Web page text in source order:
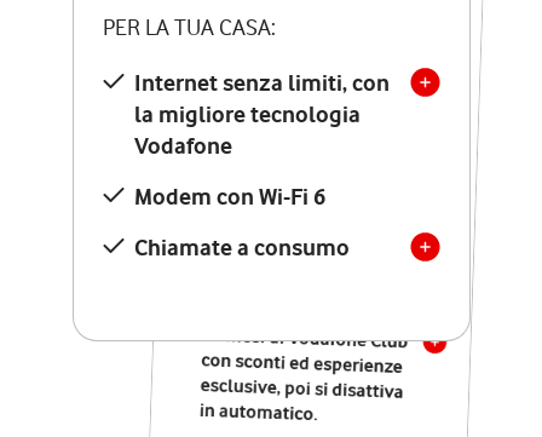
PER LA TUA CASA:
Internet senza limiti, con
la migliore tecnologia
Vodafone
Modem con Wi-Fi 6
Chiamate a consumo
PER LA TUA CASA:
Internet senza limiti, con
la migliore tecnologia
Vodafone
Modem Seven con Wi-Fi 7
Chiamate illimitate verso
numeri fissi e mobili
nazionali
12 mesi di Vodafone Club
con sconti ed esperienze
esclusive, poi si disattiva
in automatico.